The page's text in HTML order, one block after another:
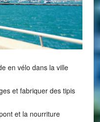
en vélo dans la ville
et fabriquer des tipis
et la nourriture